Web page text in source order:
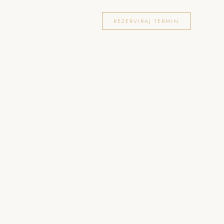
REZERVIRAJ TERMIN